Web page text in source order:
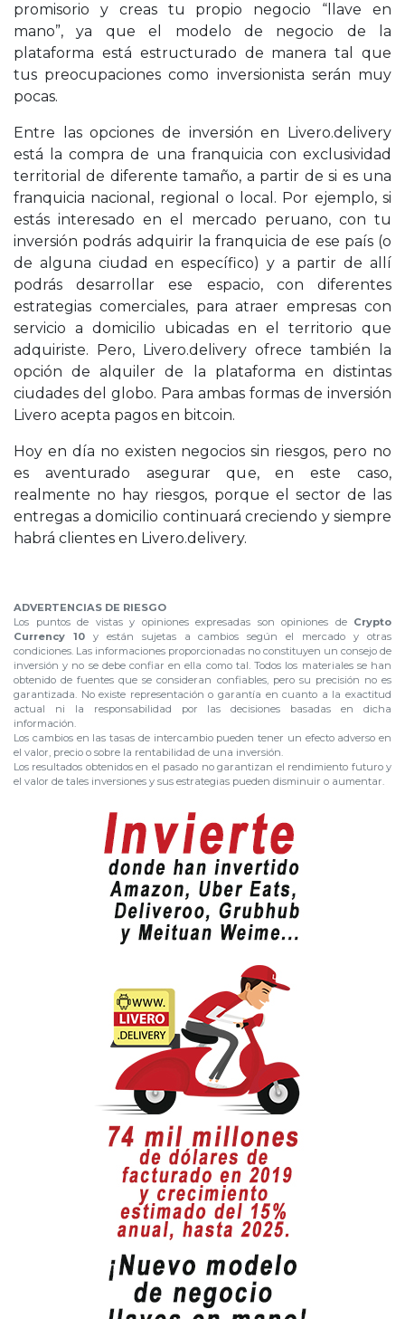
promisorio y creas tu propio negocio “llave en
mano”, ya que el modelo de negocio de la
plataforma está estructurado de manera tal que
tus preocupaciones como inversionista serán muy
pocas.
Entre las opciones de inversión en Livero.delivery
está la compra de una franquicia con exclusividad
territorial de diferente tamaño, a partir de si es una
franquicia nacional, regional o local. Por ejemplo, si
estás interesado en el mercado peruano, con tu
inversión podrás adquirir la franquicia de ese país (o
de alguna ciudad en específico) y a partir de allí
podrás desarrollar ese espacio, con diferentes
estrategias comerciales, para atraer empresas con
servicio a domicilio ubicadas en el territorio que
adquiriste. Pero, Livero.delivery ofrece también la
opción de alquiler de la plataforma en distintas
ciudades del globo. Para ambas formas de inversión
Livero acepta pagos en bitcoin.
Hoy en día no existen negocios sin riesgos, pero no
es aventurado asegurar que, en este caso,
realmente no hay riesgos, porque el sector de las
entregas a domicilio continuará creciendo y siempre
habrá clientes en Livero.delivery.
ADVERTENCIAS DE RIESGO
Los puntos de vistas y opiniones expresadas son opiniones de Crypto
Currency 10y están sujetas a cambios según el mercado y otras
condiciones. Las informaciones proporcionadas no constituyen un consejo de
inversión y no se debe confiar en ella como tal. Todos los materiales se han
obtenido de fuentes que se consideran confiables, pero su precisión no es
garantizada. No existe representación o garantía en cuanto a la exactitud
actual ni la responsabilidad por las decisiones basadas en dicha
información.
Los cambios en las tasas de intercambio pueden tener un efecto adverso en
el valor, precio o sobre la rentabilidad de una inversión.
Los resultados obtenidos en el pasado no garantizan el rendimiento futuro y
el valor de tales inversiones y sus estrategias pueden disminuir o aumentar.